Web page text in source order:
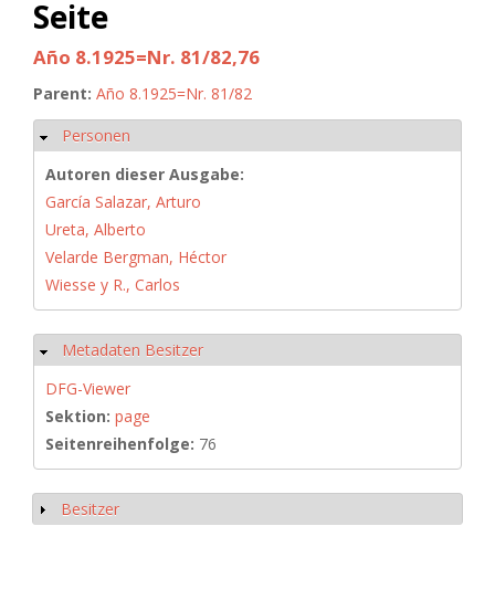
Seite
Año 8.1925=Nr. 81/82,76
Parent: Año 8.1925=Nr. 81/82
Ausblenden
Personen
Autoren dieser Ausgabe:
García Salazar, Arturo
Ureta, Alberto
Velarde Bergman, Héctor
Wiesse y R., Carlos
Ausblenden
Metadaten Besitzer
DFG-Viewer
Sektion: page
Seitenreihenfolge: 76
Anzeigen
Besitzer